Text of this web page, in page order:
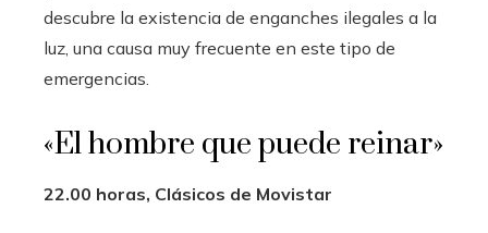
descubre la existencia de enganches ilegales a la
luz, una causa muy frecuente en este tipo de
emergencias.
«El hombre que puede reinar»
22.00 horas, Clásicos de Movistar